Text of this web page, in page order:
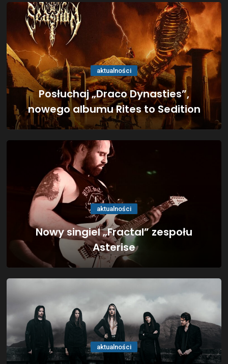
aktualności
Posłuchaj „Draco Dynasties”,
nowego albumu Rites to Sedition
aktualności
Nowy singiel „Fractal” zespołu
Asterise
aktualności